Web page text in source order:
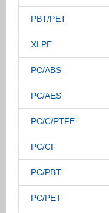
PBT/PET
XLPE
PC/ABS
PC/AES
PC/C/PTFE
PC/CF
PC/PBT
PC/PET